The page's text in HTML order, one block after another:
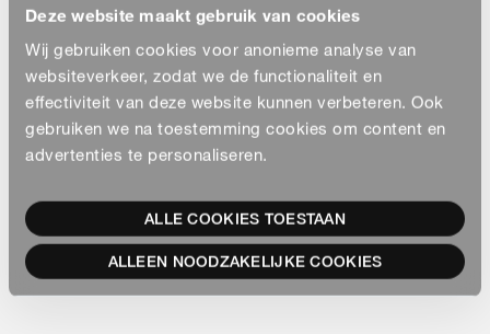
Deze website maakt gebruik van cookies
Wij gebruiken cookies voor anonieme analyse van
websiteverkeer, zodat we de functionaliteit en
effectiviteit van deze website kunnen verbeteren. Ook
gebruiken we na toestemming cookies om content en
advertenties te personaliseren.
ALLE COOKIES TOESTAAN
ALLEEN NOODZAKELIJKE COOKIES